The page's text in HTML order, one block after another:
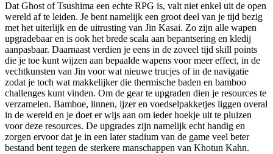
Dat Ghost of Tsushima een echte RPG is, valt niet enkel uit de open
wereld af te leiden. Je bent namelijk een groot deel van je tijd bezig
met het uiterlijk en de uitrusting van Jin Kasai. Zo zijn alle wapen
upgradebaar en is ook het brede scala aan bepantsering en kledij
aanpasbaar. Daarnaast verdien je eens in de zoveel tijd skill points
die je toe kunt wijzen aan bepaalde wapens voor meer effect, in de
vechtkunsten van Jin voor wat nieuwe trucjes of in de navigatie
zodat je toch wat makkelijker die thermische baden en bamboo
challenges kunt vinden. Om de gear te upgraden dien je resources te
verzamelen. Bamboe, linnen, ijzer en voedselpakketjes liggen overal
in de wereld en je doet er wijs aan om ieder hoekje uit te pluizen
voor deze resources. De upgrades zijn namelijk echt handig en
zorgen ervoor dat je in een later stadium van de game veel beter
bestand bent tegen de sterkere manschappen van Khotun Kahn.